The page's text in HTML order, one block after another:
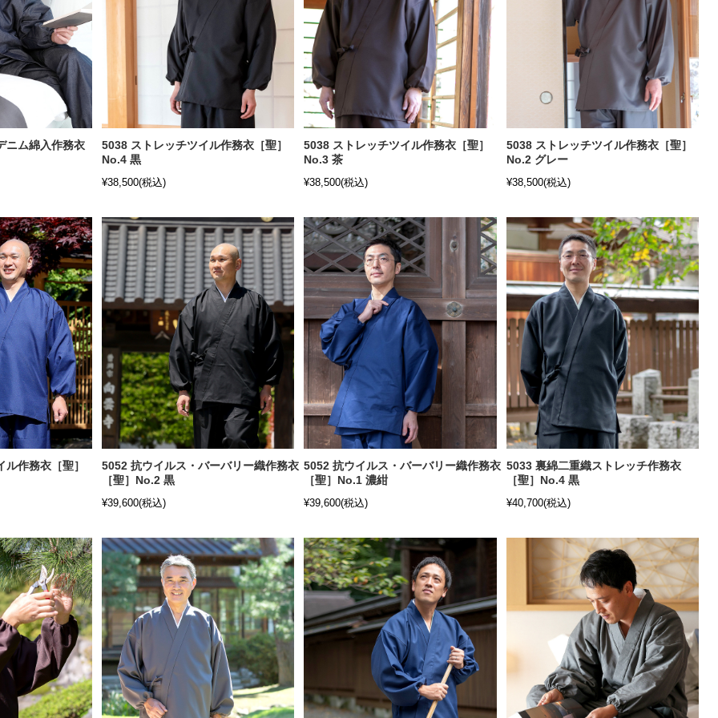
ニム綿入作務衣
5038 ストレッチツイル作務衣［聖］
No.4 黒
¥38,500(税込)
5038 ストレッチツイル作務衣［聖］
No.3 茶
¥38,500(税込)
5038 ストレッチツイル作務衣［聖］
No.2 グレー
¥38,500(税込)
作務衣［聖］
5052 抗ウイルス・バーバリー織作務衣
［聖］No.2 黒
¥39,600(税込)
5052 抗ウイルス・バーバリー織作務衣
［聖］No.1 濃紺
¥39,600(税込)
5033 裏綿二重織ストレッチ作務衣
［聖］No.4 黒
¥40,700(税込)